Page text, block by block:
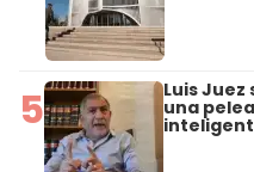
5 Luis Juez
una